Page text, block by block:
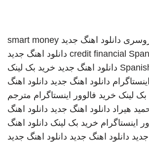
دانلود اهنگ جدید smart money
credit financial دانلود اهنگ جدید
دانلود اهنگ جدید خرید بک لینک
دانلود اهنگ جدید دانلود اهنگ
بک لینک خرید فالوور اینستاگرام مترجم
هیراد دانلود اهنگ جدید دانلود اهنگ
اینستاگرام خرید بک لینک دانلود اهنگ
دانلود اهنگ جدید دانلود اهنگ جدید